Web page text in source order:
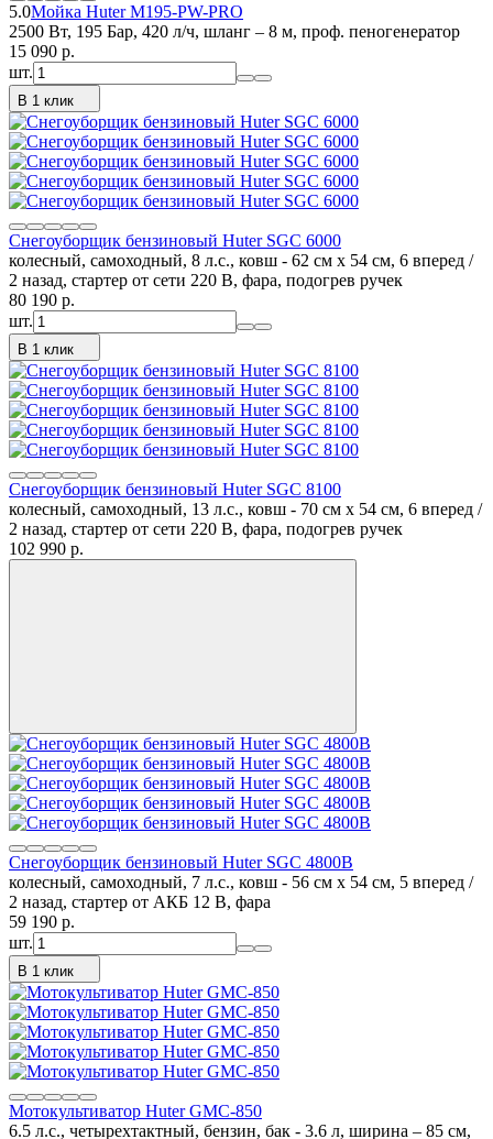
5.0Мойка Huter M195-PW-PRO
2500 Вт, 195 Бар, 420 л/ч, шланг – 8 м, проф. пеногенератор
15 090 p.
шт.
В 1 клик
Снегоуборщик бензиновый Huter SGC 6000
колесный, самоходный, 8 л.с., ковш - 62 см x 54 см, 6 вперед /
2 назад, стартер от сети 220 В, фара, подогрев ручек
80 190 p.
шт.
В 1 клик
Снегоуборщик бензиновый Huter SGC 8100
колесный, самоходный, 13 л.с., ковш - 70 см x 54 см, 6 вперед /
2 назад, стартер от сети 220 В, фара, подогрев ручек
102 990 p.
Снегоуборщик бензиновый Huter SGC 4800B
колесный, самоходный, 7 л.с., ковш - 56 см x 54 см, 5 вперед /
2 назад, стартер от АКБ 12 В, фара
59 190 p.
шт.
В 1 клик
Мотокультиватор Huter GMC-850
6.5 л.с., четырехтактный, бензин, бак - 3.6 л, ширина – 85 см,